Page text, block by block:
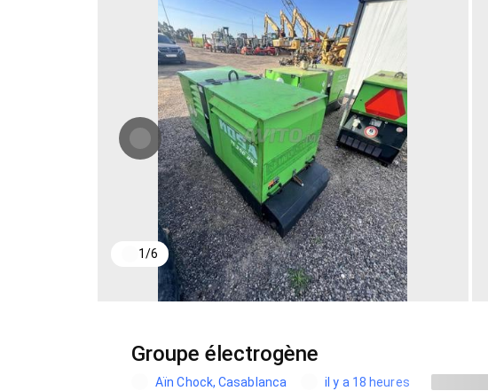
1/6
Groupe électrogène
Aïn Chock, Casablanca il y a 18 heures